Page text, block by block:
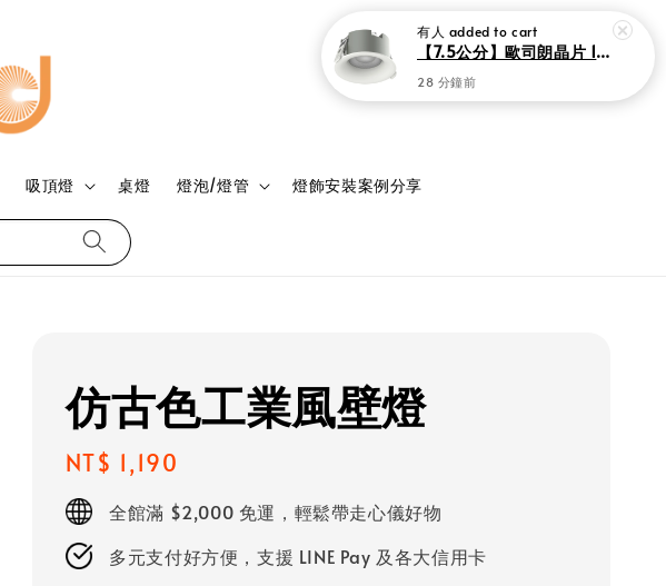
吸頂燈 桌燈 燈泡/燈管 燈飾安裝案例分享
登入
仿古色工業風壁燈
Regular
price
NT$ 1,190
全館滿 $2,000 免運，輕鬆帶走心儀好物
多元支付好方便，支援 LINE Pay 及各大信用卡